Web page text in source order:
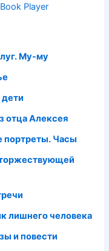
Player
Му-му
отца Алексея
портреты. Часы
лишнего человека
и повести